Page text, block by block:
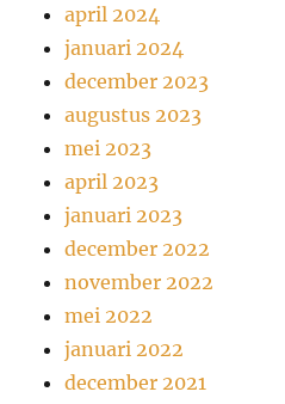
april 2024
januari 2024
december 2023
augustus 2023
mei 2023
april 2023
januari 2023
december 2022
november 2022
mei 2022
januari 2022
december 2021